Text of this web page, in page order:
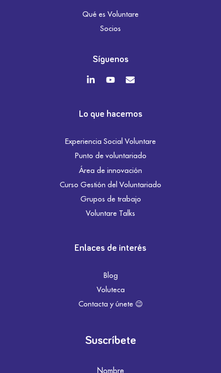
Qué es Voluntare
Socios
Síguenos
Lo que hacemos
Experiencia Social Voluntare
Punto de voluntariado
Área de innovación
Curso Gestión del Voluntariado
Grupos de trabajo
Voluntare Talks
Enlaces de interés
Blog
Voluteca
Contacta y únete 😉
Suscríbete
Nombre